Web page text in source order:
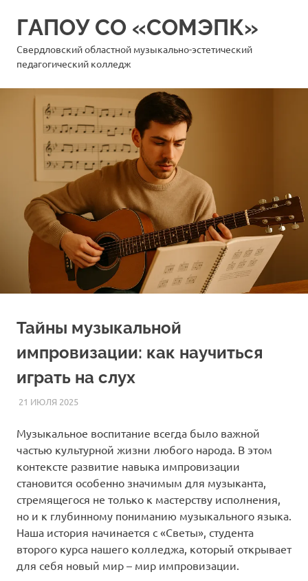
ГАПОУ СО «СОМЭПК»
Свердловский областной музыкально-эстетический
педагогический колледж
Тайны музыкальной
импровизации: как научиться
играть на слух
21 ИЮЛЯ 2025SOMEPK
СТАТЬИ
Музыкальное воспитание всегда было важной
частью культурной жизни любого народа. В этом
контексте развитие навыка импровизации
становится особенно значимым для музыканта,
стремящегося не только к мастерству исполнения,
но и к глубинному пониманию музыкального языка.
Наша история начинается с «Светы», студента
второго курса нашего колледжа, который открывает
для себя новый мир – мир импровизации.